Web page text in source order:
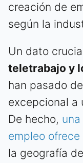
creación de
según la
Un dato
teletrabajo y
han pasado
excepcional a
De hecho,
empleo
la geografía